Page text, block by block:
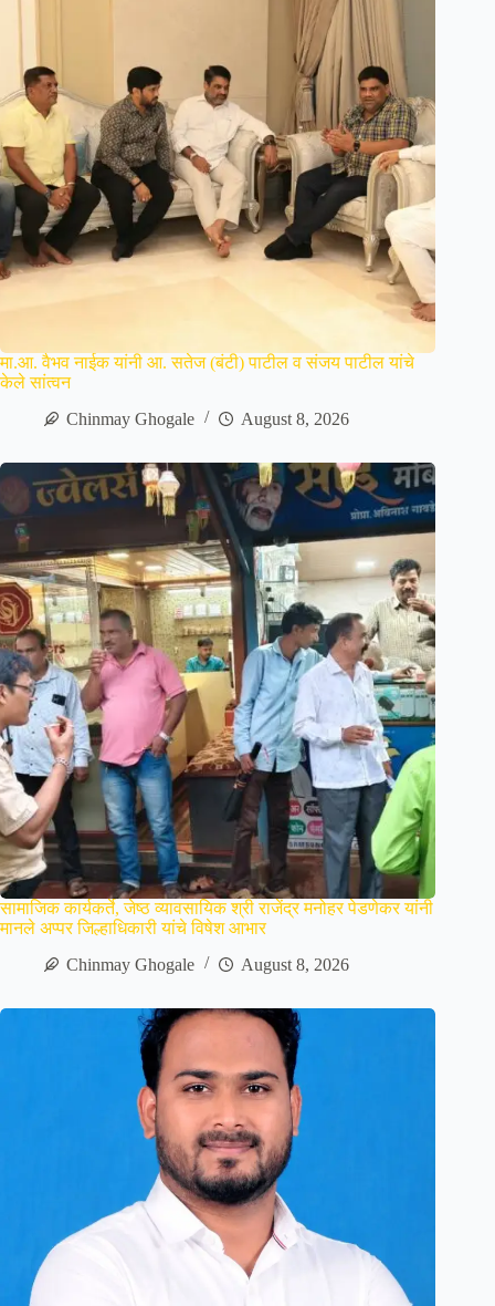
मा.आ. वैभव नाईक यांनी आ. सतेज (बंटी) पाटील व संजय पाटील यांचे
केले सांत्वन
Chinmay Ghogale
August 8, 2026
सामाजिक कार्यकर्ते, जेष्ठ व्यावसायिक श्री राजेंद्र मनोहर पेडणेकर यांनी
मानले अप्पर जिल्हाधिकारी यांचे विषेश आभार
Chinmay Ghogale
August 8, 2026